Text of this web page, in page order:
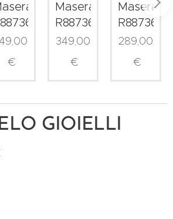
€
Maserati
R8873652015
349,00
€
Maserati
289,00
€
GIOIELLI